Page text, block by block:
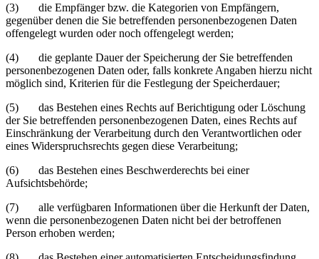
(3) die Empfänger bzw. die Kategorien von Empfängern,
gegenüber denen die Sie betreffenden personenbezogenen Daten
offengelegt wurden oder noch offengelegt werden;
(4) die geplante Dauer der Speicherung der Sie betreffenden
personenbezogenen Daten oder, falls konkrete Angaben hierzu nicht
möglich sind, Kriterien für die Festlegung der Speicherdauer;
(5) das Bestehen eines Rechts auf Berichtigung oder Löschung
der Sie betreffenden personenbezogenen Daten, eines Rechts auf
Einschränkung der Verarbeitung durch den Verantwortlichen oder
eines Widerspruchsrechts gegen diese Verarbeitung;
(6) das Bestehen eines Beschwerderechts bei einer
Aufsichtsbehörde;
(7) alle verfügbaren Informationen über die Herkunft der Daten,
wenn die personenbezogenen Daten nicht bei der betroffenen
Person erhoben werden;